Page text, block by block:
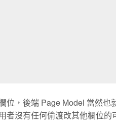
位，後端 Page Model 當然也
者沒有任何偷渡改其他欄位的